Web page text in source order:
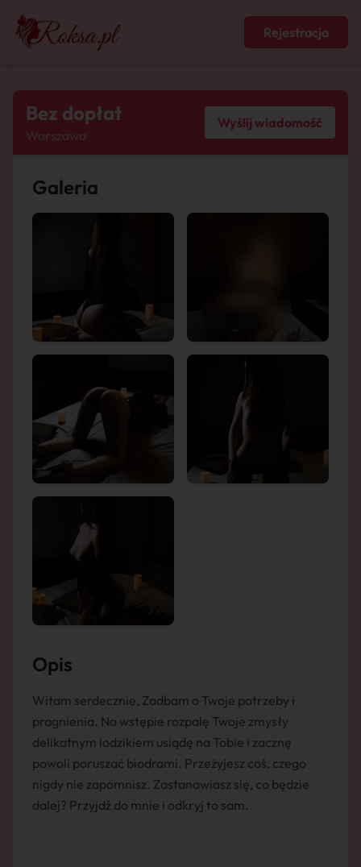
Rejestracja
Bez dopłat
Warszawa
Wyślij wiadomość
Galeria
Opis
Witam serdecznie, Zadbam o Twoje potrzeby i
pragnienia. Na wstępie rozpalę Twoje zmysły
delikatnym lodzikiem usiądę na Tobie i zacznę
powoli poruszać biodrami. Przeżyjesz coś, czego
nigdy nie zapomnisz. Zastanawiasz się, co będzie
dalej? Przyjdź do mnie i odkryj to sam.